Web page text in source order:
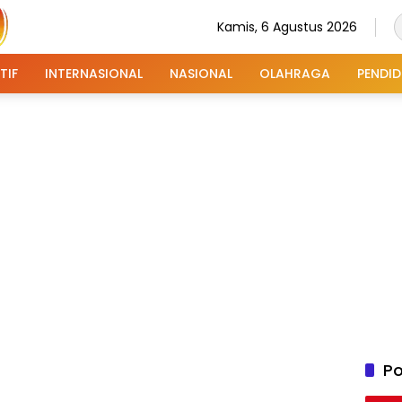
Kamis, 6 Agustus 2026
INTERNASIONAL NASIONAL OLAHRAGA